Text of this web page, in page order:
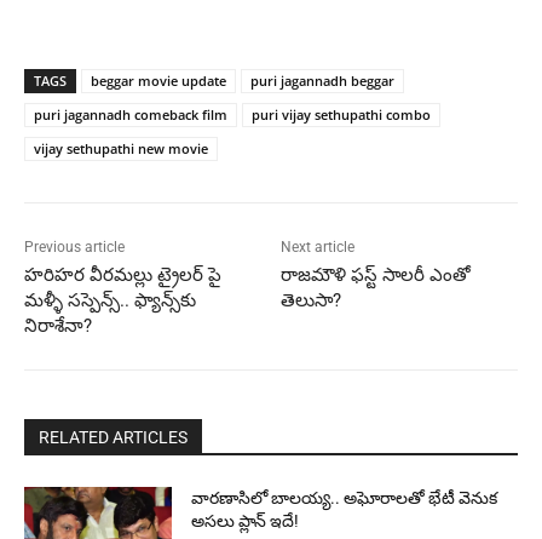
TAGS beggar movie update
puri jagannadh beggar
puri jagannadh comeback film
puri vijay sethupathi combo
vijay sethupathi new movie
Previous article
హరిహర వీరమల్లు ట్రైలర్ పై
మళ్ళీ సస్పెన్స్.. ఫ్యాన్స్‌కు
నిరాశేనా?
Next article
రాజమౌళి ఫస్ట్ సాలరీ ఎంతో
తెలుసా?
RELATED ARTICLES
వారణాసిలో బాలయ్య.. అఘోరాలతో భేటీ వెనుక
అసలు ప్లాన్ ఇదే!